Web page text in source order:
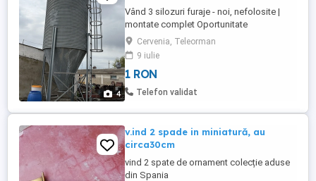
4
Vând 3 silozuri furaje - noi, nefolosite |
montate complet Oportunitate
excepțională pentru fermierii. Vând trei
silozuri metalice profesionale pentru
furaje cereale, marca EUROGAN Spania, în
stare perfectă, noi, nefolosite, montate și
funcționale gata de utilizare imediată!
Cervenia, Teleorman
9 iulie
1 RON
Telefon validat
v.ind 2 spade in miniatură, au
circa30cm
vind 2 spate de ornament colecție aduse
din Spania